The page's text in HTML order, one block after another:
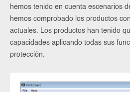
hemos tenido en cuenta escenarios
hemos comprobado los productos
actuales. Los productos han tenido
capacidades aplicando todas sus
protección.